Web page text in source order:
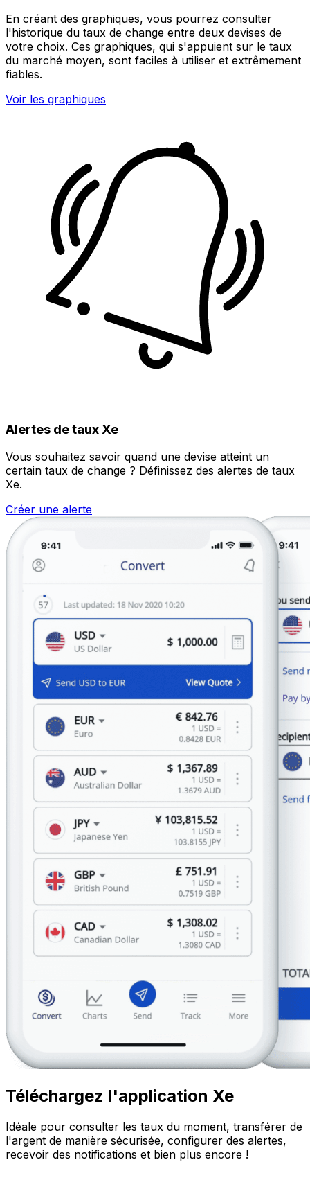
En créant des graphiques, vous pourrez consulter
l'historique du taux de change entre deux devises de
votre choix. Ces graphiques, qui s'appuient sur le taux
du marché moyen, sont faciles à utiliser et extrêmement
fiables.
Voir les graphiques
Alertes de taux Xe
Vous souhaitez savoir quand une devise atteint un
certain taux de change ? Définissez des alertes de taux
Xe.
Créer une alerte
Téléchargez l'application Xe
Idéale pour consulter les taux du moment, transférer de
l'argent de manière sécurisée, configurer des alertes,
recevoir des notifications et bien plus encore !